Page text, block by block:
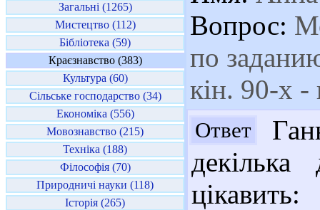
Загальні (1265)
Мистецтво (112)
Бібліотека (59)
Краєзнавство (383)
Культура (60)
Сільське господарство (34)
Економіка (556)
Мовознавство (215)
Техніка (188)
Філософія (70)
Природничі науки (118)
Історія (265)
Вопрос:
по
кін. 90-х
Ответ